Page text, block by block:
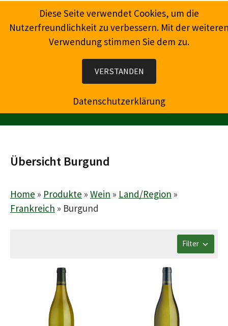
Inhalt
Wein, Champagner, Prosecco, Feinkost, Präsente
Übersicht Burgund
Home » Produkte » Wein » Land/Region »
Frankreich » Burgund
Filter
Diese Seite verwendet Cookies, um die
Nutzerfreundlichkeit zu verbessern. Mit der
Verwendung stimmen Sie dem zu.
VERSTANDEN
Datenschutzerklärung